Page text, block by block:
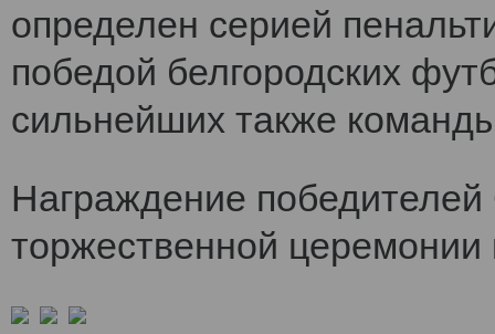
определен серией
победой белгородских
сильнейших также
Награждение
торжественной